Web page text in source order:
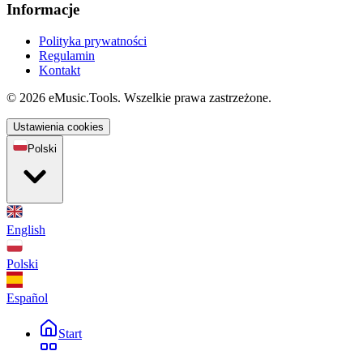
Informacje
Polityka prywatności
Regulamin
Kontakt
© 2026 eMusic.Tools. Wszelkie prawa zastrzeżone.
Ustawienia cookies
Polski
English
Polski
Español
Start